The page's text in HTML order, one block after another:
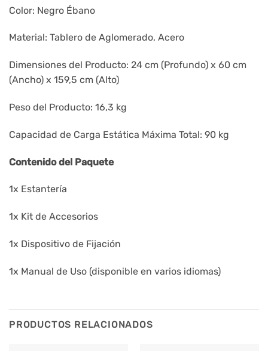
Color: Negro Ébano
Material: Tablero de Aglomerado, Acero
Dimensiones del Producto: 24 cm (Profundo) x 60 cm
(Ancho) x 159,5 cm (Alto)
Peso del Producto: 16,3 kg
Capacidad de Carga Estática Máxima Total: 90 kg
Contenido del Paquete
1x Estantería
1x Kit de Accesorios
1x Dispositivo de Fijación
1x Manual de Uso (disponible en varios idiomas)
PRODUCTOS RELACIONADOS